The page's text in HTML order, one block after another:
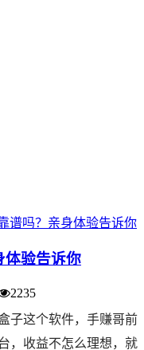
谱吗？亲身体验告诉你
体验告诉你
2235
子这个软件，手赚哥前
，收益不怎么理想，就